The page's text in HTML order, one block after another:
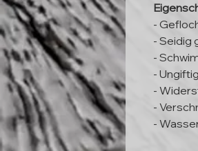
-
- Seidig
-
-
-
-
-